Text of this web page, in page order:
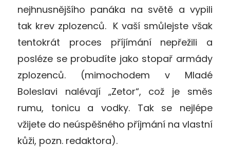
nejhnusnějšího panáka na světě a vypili
tak krev zplozenců. K vaší smůlejste však
tentokrát proces příjímání nepřežili a
posléze se probudíte jako stopař armády
zplozenců. (mimochodem v Mladé
Boleslavi nalévají „Zetor“, což je směs
rumu, tonicu a vodky. Tak se nejlépe
vžijete do neúspěšného příjmání na vlastní
kůži, pozn. redaktora).